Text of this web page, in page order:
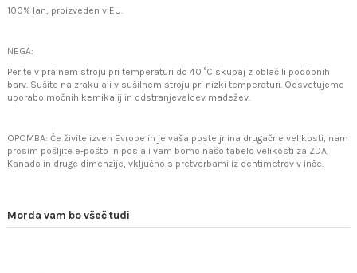
100% lan, proizveden v EU.
NEGA:
Perite v pralnem stroju pri temperaturi do 40 °C skupaj z oblačili podobnih
barv. Sušite na zraku ali v sušilnem stroju pri nizki temperaturi. Odsvetujemo
uporabo močnih kemikalij in odstranjevalcev madežev.
OPOMBA: Če živite izven Evrope in je vaša posteljnina drugačne velikosti, nam
prosim pošljite e-pošto in poslali vam bomo našo tabelo velikosti za ZDA,
Kanado in druge dimenzije, vključno s pretvorbami iz centimetrov v inče.
Morda vam bo všeč tudi